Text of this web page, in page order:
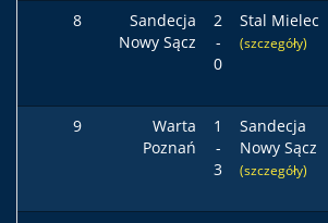
8
Sandecja
Nowy Sącz
2
-
0
Stal Mielec
(szczegóły)
9
Warta
Poznań
1
-
3
Sandecja
Nowy Sącz
(szczegóły)